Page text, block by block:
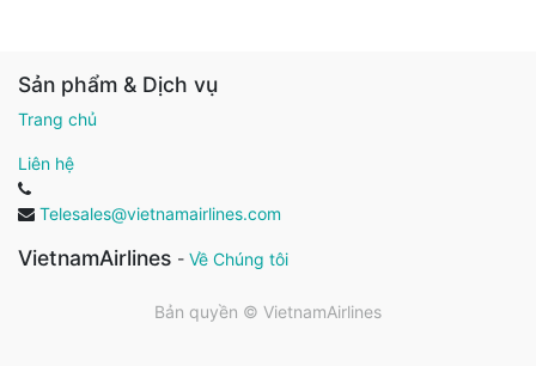
Sản phẩm & Dịch vụ
Trang chủ
Liên hệ
Telesales@vietnamairlines.com
VietnamAirlines - Về Chúng tôi
Bản quyền © VietnamAirlines